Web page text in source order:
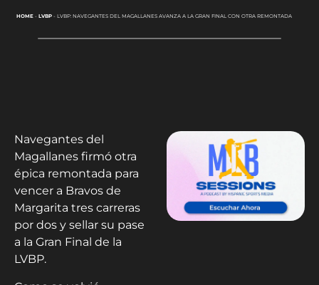
HOME- LVBP- LVBP: NAVEGANTES DEL MAGALLANES AVANZA A LA GRAN FINAL CON OTRA REMONTADA
Navegantes del
Magallanes firmó otra
épica remontada para
vencer a Bravos de
Margarita tres carreras
por dos y sellar su pase
a la Gran Final de la
LVBP.